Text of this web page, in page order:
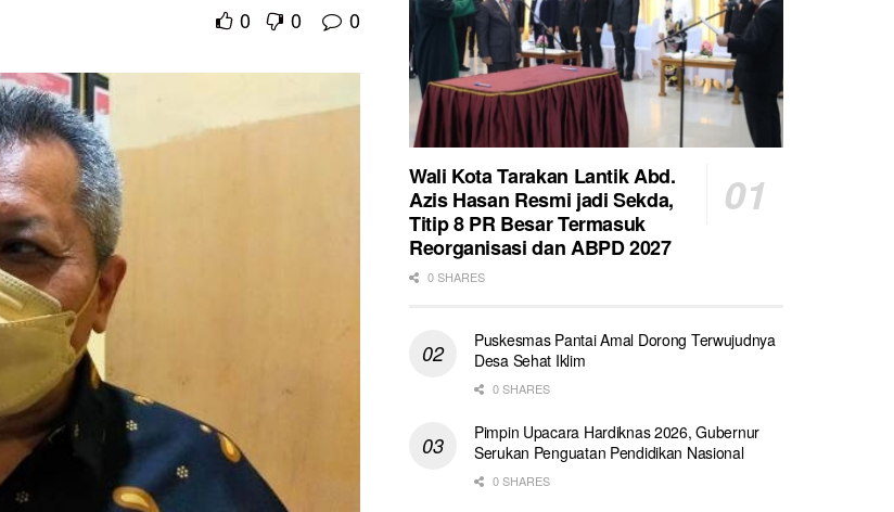
0 0 0
Wali Kota Tarakan Lantik Abd.
Azis Hasan Resmi jadi Sekda,
Titip 8 PR Besar Termasuk
Reorganisasi dan ABPD 2027
0 SHARES
Puskesmas Pantai Amal Dorong Terwujudnya
Desa Sehat Iklim
0 SHARES
Pimpin Upacara Hardiknas 2026, Gubernur
Serukan Penguatan Pendidikan Nasional
0 SHARES